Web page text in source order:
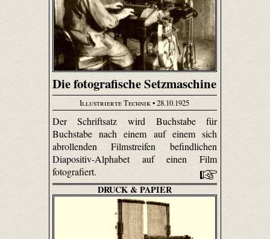
Die fotografische Setzmaschine
Illustrierte Technik• 28.10.1925
Der Schriftsatz wird Buchstabe für
Buchstabe nach einem auf einem sich
abrollenden Filmstreifen befindlichen
Diapositiv-Alphabet auf einen Film
fotografiert.
DRUCK & PAPIER